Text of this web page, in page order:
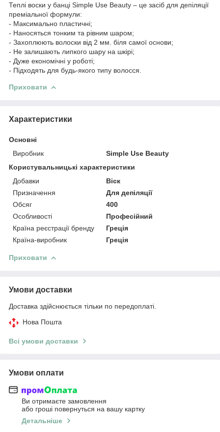
Теплі воски у банці Simple Use Beauty – це засіб для депіляції
преміальної формули:
- Максимально пластичні;
- Наносяться тонким та рівним шаром;
- Захоплюють волоски від 2 мм. біля самої основи;
- Не залишають липкого шару на шкірі;
- Дуже економічні у роботі;
- Підходять для будь-якого типу волосся.
Приховати
Характеристики
Основні
Виробник
Simple Use Beauty
Користувальницькі характеристики
Добавки
Віск
Призначення
Для депіляції
Обсяг
400
Особливості
Професійний
Країна реєстрації бренду
Греція
Країна-виробник
Греція
Приховати
Умови доставки
Доставка здійснюється тільки по передоплаті.
Нова Пошта
Всі умови доставки
Умови оплати
Ви отримаєте замовлення
або гроші повернуться на вашу картку
Детальніше